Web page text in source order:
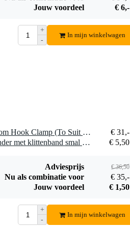
Terminator
€ 5,50
Bestel mee
Jouw voordeel
€ 6,-
+
-
In mijn winkelwagen
1 x Doughty T5892701 Atom Hook Clamp (To Suit 35mm) (Black)
€ 31,-
1 x Innox Snap 27 kabelbinder met klittenband smal zwart (10 stuks)
€ 5,50
Adviesprijs € 36,50
Nu als combinatie voor
€ 35,-
Jouw voordeel
€ 1,50
+
-
In mijn winkelwagen